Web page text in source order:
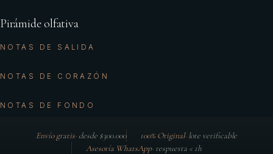
Pirámide olfativa
NOTAS DE SALIDA
NOTAS DE CORAZÓN
NOTAS DE FONDO
Envío gratis· desde $300.000 100% Original· lote verificable
Asesoría WhatsApp· respuesta < 1h